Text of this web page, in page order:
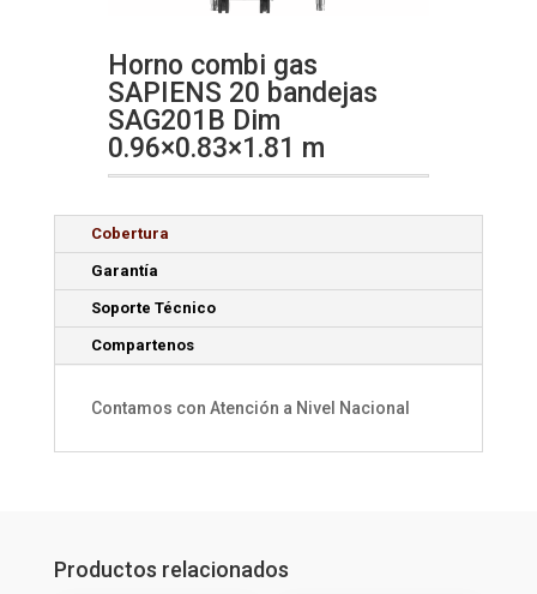
Horno combi gas
SAPIENS 20 bandejas
SAG201B Dim
0.96×0.83×1.81 m
Cobertura
Garantía
Soporte Técnico
Compartenos
Contamos con Atención a Nivel Nacional
Productos relacionados